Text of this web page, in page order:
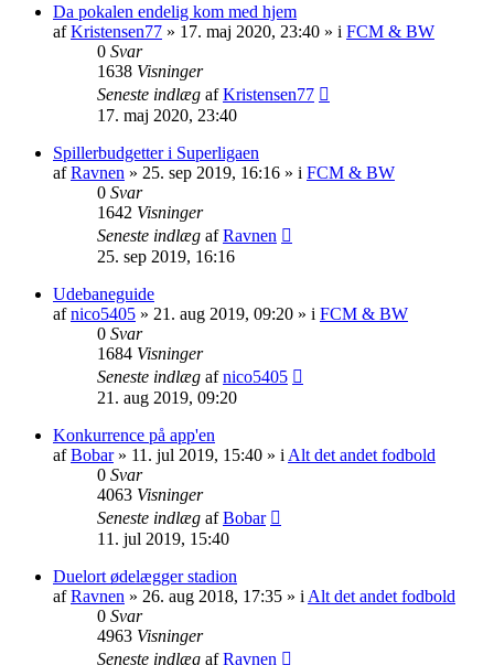
Da pokalen endelig kom med hjem
afKristensen77 » 17. maj 2020, 23:40 » i FCM & BW
0 Svar
1638 Visninger
Seneste indlæg afKristensen77
17. maj 2020, 23:40
Spillerbudgetter i Superligaen
afRavnen » 25. sep 2019, 16:16 » i FCM & BW
0 Svar
1642 Visninger
Seneste indlæg afRavnen
25. sep 2019, 16:16
Udebaneguide
afnico5405 » 21. aug 2019, 09:20 » i FCM & BW
0 Svar
1684 Visninger
Seneste indlæg afnico5405
21. aug 2019, 09:20
Konkurrence på app'en
afBobar» 11. jul 2019, 15:40 » i Alt det andet fodbold
0 Svar
4063 Visninger
Seneste indlæg afBobar
11. jul 2019, 15:40
Duelort ødelægger stadion
afRavnen » 26. aug 2018, 17:35 » i Alt det andet fodbold
0 Svar
4963 Visninger
Seneste indlæg afRavnen